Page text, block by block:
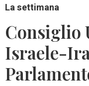
La settimana
Consiglio
Israele-